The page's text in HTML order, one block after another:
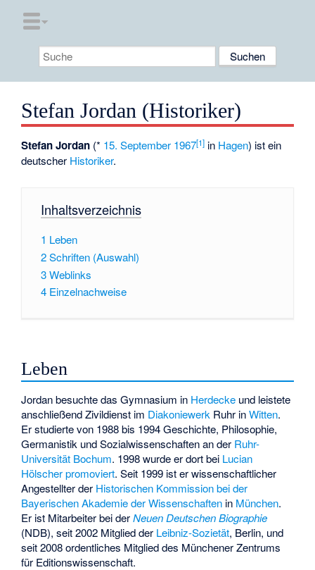
Stefan Jordan (Historiker)
Stefan Jordan (* 15. September 1967[1] in Hagen) ist ein
deutscher Historiker.
Inhaltsverzeichnis
1 Leben
2Schriften (Auswahl)
3Weblinks
4 Einzelnachweise
Leben
Jordan besuchte das Gymnasium in Herdecke und leistete
anschließend Zivildienst im Diakoniewerk Ruhr inWitten.
Er studierte von 1988 bis 1994 Geschichte, Philosophie,
Germanistik und Sozialwissenschaften an der Ruhr-
Universität Bochum. 1998 wurde er dort bei Lucian
Hölscher promoviert. Seit 1999 ist er wissenschaftlicher
Angestellter der Historischen Kommission bei der
Bayerischen Akademie der Wissenschaften in München.
Er ist Mitarbeiter bei derNeuen Deutschen Biographie
(NDB), seit 2002 Mitglied der Leibniz-Sozietät, Berlin, und
seit 2008 ordentliches Mitglied des Münchener Zentrums
für Editionswissenschaft.